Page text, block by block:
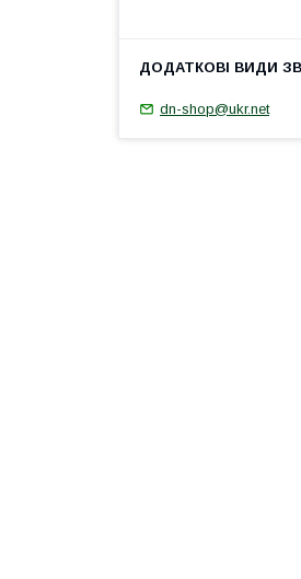
dn-shop@ukr.net